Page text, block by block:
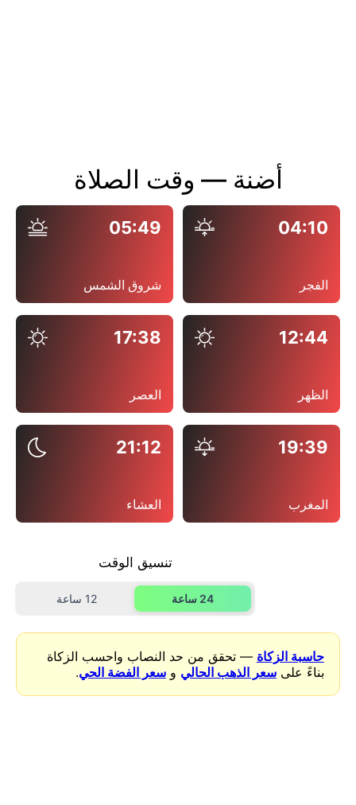
أضنة — وقت الصلاة
04:10
الفجر
05:49
شروق الشمس
12:44
الظهر
17:38
العصر
19:39
المغرب
21:12
العشاء
تنسيق الوقت
24 ساعة 12 ساعة
حاسبة الزكاة — تحقق من حد النصاب واحسب الزكاة
بناءً علىسعر الذهب الحالي وسعر الفضة الحي.